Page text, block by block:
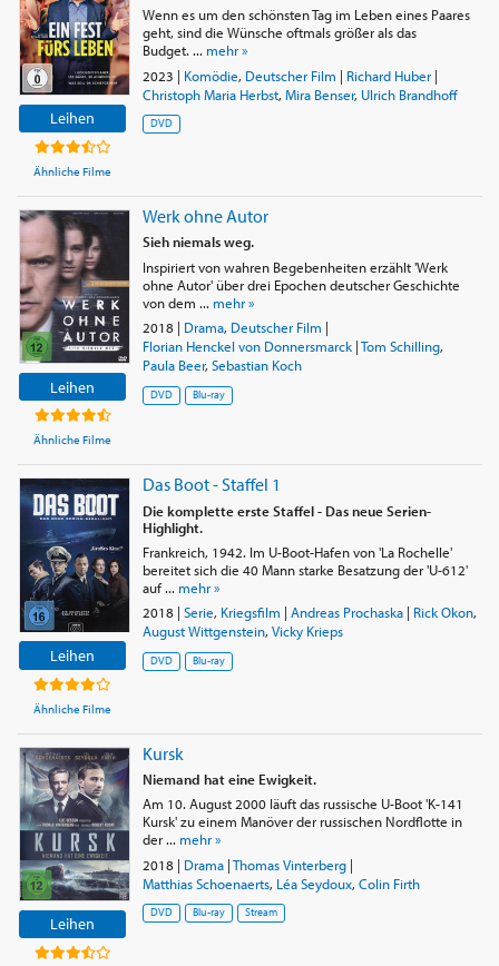
Leihen
Ähnliche Filme
Wenn es um den schönsten Tag im Leben eines Paares
geht, sind die Wünsche oftmals größer als das
Budget. ... mehr »
2023 | Komödie, Deutscher Film | Richard Huber|
Christoph Maria Herbst, Mira Benser, Ulrich Brandhoff
DVD
Leihen
Ähnliche Filme
Werk ohne Autor
Sieh niemals weg.
Inspiriert von wahren Begebenheiten erzählt 'Werk
ohne Autor' über drei Epochen deutscher Geschichte
von dem ... mehr »
2018| Drama, Deutscher Film |
Florian Henckel von Donnersmarck|Tom Schilling,
Paula Beer, Sebastian Koch
DVD Blu-ray
Leihen
Ähnliche Filme
Das Boot - Staffel 1
Die komplette erste Staffel - Das neue Serien-
Highlight.
Frankreich, 1942. Im U-Boot-Hafen von 'La Rochelle'
bereitet sich die 40 Mann starke Besatzung der 'U-612'
auf ... mehr »
2018| Serie, Kriegsfilm | Andreas Prochaska| Rick Okon,
August Wittgenstein, Vicky Krieps
DVD Blu-ray
Leihen
Kursk
Niemand hat eine Ewigkeit.
Am 10. August 2000 läuft das russische U-Boot 'K-141
Kursk' zu einem Manöver der russischen Nordflotte in
der ... mehr »
2018| Drama|Thomas Vinterberg|
Matthias Schoenaerts, Léa Seydoux, Colin Firth
DVD Blu-ray Stream